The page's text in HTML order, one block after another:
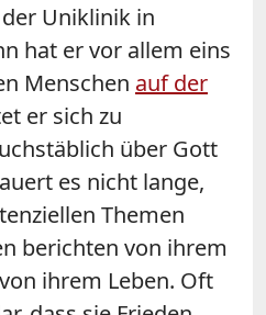
Uniklinik in
hat er vor allem eins
Menschen auf der
er sich zu
über Gott
es nicht lange,
Themen
berichten von ihrem
ihrem Leben. Oft